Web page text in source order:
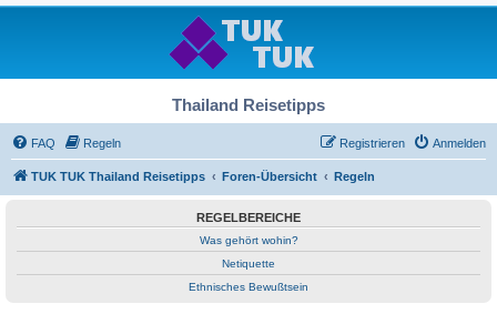
Thailand Reisetipps
FAQ Regeln Anmelden
Registrieren
TUK TUK Thailand Reisetipps Foren-Übersicht Regeln
REGELBEREICHE
Was gehört wohin?
Netiquette
Ethnisches Bewußtsein